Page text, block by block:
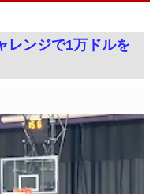
レンジで1万ドルを